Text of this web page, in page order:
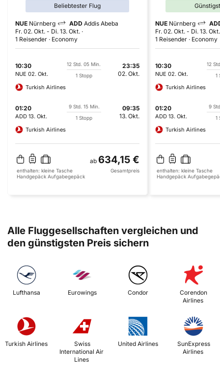
Beliebtester Flug
NUE Nürnberg ADD Addis Abeba
Fr. 02. Okt. - Di. 13. Okt.
1 Reisender
Economy
10:30
NUE 02. Okt.
12 Std. 05 Min.
1 Stopp
23:35
02. Okt.
Turkish Airlines
01:20
ADD 13. Okt.
9 Std. 15 Min.
1 Stopp
09:35
13. Okt.
Turkish Airlines
ab 634,15 €
enthalten: kleine Tasche
Handgepäck Aufgabegepäck
Gesamtpreis
NUE Nürnberg
Fr. 02. Okt. - Di. 13. Okt.
1 Reisender
Economy
10:30
NUE 02. Okt.
12
1
Turkish Airlines
01:20
ADD 13. Okt.
9
1
Turkish Airlines
enthalten: kleine Tasche
Handgepäck
Alle Fluggesellschaften vergleichen und
den günstigsten Preis sichern
Lufthansa Eurowings Condor
Corendon
Airlines
Turkish Airlines
International Air
Lines
United Airlines
Airlines